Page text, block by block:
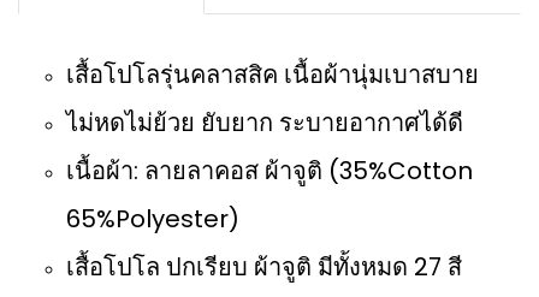
เสื้อโปโลรุ่นคลาสสิค เนื้อผ้านุ่มเบาสบาย
ไม่หดไม่ย้วย ยับยาก ระบายอากาศได้ดี
เนื้อผ้า: ลายลาคอส ผ้าจูติ (35%Cotton
65%Polyester)
เสื้อโปโล ปกเรียบ ผ้าจูติ มีทั้งหมด 27 สี